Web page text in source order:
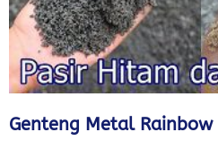
Genteng Metal Rainbow